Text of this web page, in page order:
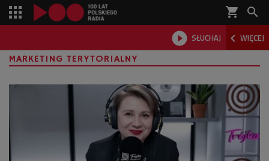
shopping_cart 
 SŁUCHAJ  WIĘCEJ

MARKETING TERYTORIALNY